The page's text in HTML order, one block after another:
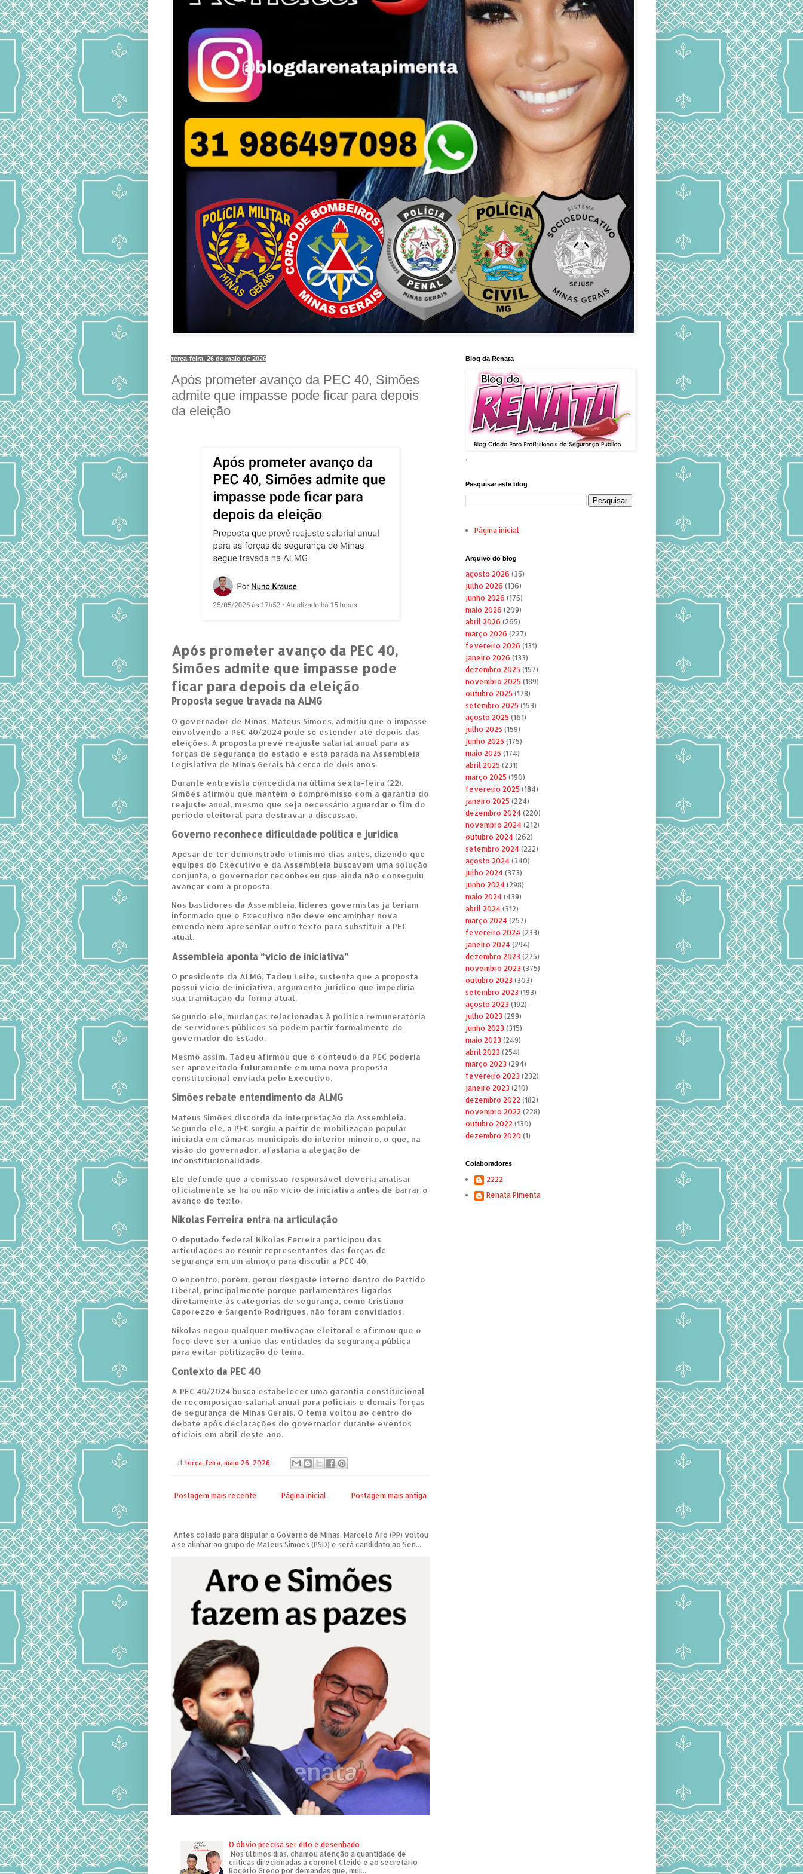
terça-feira, 26 de maio de 2026
Após prometer avanço da PEC 40, Simões
admite que impasse pode ficar para depois
da eleição
Após prometer avanço da PEC 40,
Simões admite que impasse pode
ficar para depois da eleição
Proposta segue travada na ALMG
O governador de Minas, Mateus Simões, admitiu que o impasse
envolvendo a PEC 40/2024 pode se estender até depois das
eleições. A proposta prevê reajuste salarial anual para as
forças de segurança do estado e está parada na Assembleia
Legislativa de Minas Gerais há cerca de dois anos.
Durante entrevista concedida na última sexta-feira (22),
Simões afirmou que mantém o compromisso com a garantia do
reajuste anual, mesmo que seja necessário aguardar o fim do
período eleitoral para destravar a discussão.
Governo reconhece dificuldade política e jurídica
Apesar de ter demonstrado otimismo dias antes, dizendo que
equipes do Executivo e da Assembleia buscavam uma solução
conjunta, o governador reconheceu que ainda não conseguiu
avançar com a proposta.
Nos bastidores da Assembleia, líderes governistas já teriam
informado que o Executivo não deve encaminhar nova
emenda nem apresentar outro texto para substituir a PEC
atual.
Assembleia aponta “vício de iniciativa”
O presidente da ALMG, Tadeu Leite, sustenta que a proposta
possui vício de iniciativa, argumento jurídico que impediria
sua tramitação da forma atual.
Segundo ele, mudanças relacionadas à política remuneratória
de servidores públicos só podem partir formalmente do
governador do Estado.
Mesmo assim, Tadeu afirmou que o conteúdo da PEC poderia
ser aproveitado futuramente em uma nova proposta
constitucional enviada pelo Executivo.
Simões rebate entendimento da ALMG
Mateus Simões discorda da interpretação da Assembleia.
Segundo ele, a PEC surgiu a partir de mobilização popular
iniciada em câmaras municipais do interior mineiro, o que, na
visão do governador, afastaria a alegação de
inconstitucionalidade.
Ele defende que a comissão responsável deveria analisar
oficialmente se há ou não vício de iniciativa antes de barrar o
avanço do texto.
Nikolas Ferreira entra na articulação
O deputado federal Nikolas Ferreira participou das
articulações ao reunir representantes das forças de
segurança em um almoço para discutir a PEC 40.
O encontro, porém, gerou desgaste interno dentro do Partido
Liberal, principalmente porque parlamentares ligados
diretamente às categorias de segurança, como Cristiano
Caporezzo e Sargento Rodrigues, não foram convidados.
Nikolas negou qualquer motivação eleitoral e afirmou que o
foco deve ser a união das entidades da segurança pública
para evitar politização do tema.
Contexto da PEC 40
A PEC 40/2024 busca estabelecer uma garantia constitucional
de recomposição salarial anual para policiais e demais forças
de segurança de Minas Gerais. O tema voltou ao centro do
debate após declarações do governador durante eventos
oficiais em abril deste ano.
at terça-feira, maio 26, 2026
Postagem mais recente Postagem mais antiga
Página inicial
Antes cotado para disputar o Governo de Minas, Marcelo Aro (PP) voltou
a se alinhar ao grupo de Mateus Simões (PSD) e será candidato ao Sen...
O óbvio precisa ser dito e desenhado
Nos últimos dias, chamou atenção a quantidade de
críticas direcionadas à coronel Cleide e ao secretário
Rogério Greco por demandas que, mui...
Blog da Renata
.
Pesquisar este blog
Página inicial
Arquivo do blog
agosto 2026 (35)
julho 2026 (136)
junho 2026 (175)
maio 2026 (209)
abril 2026 (265)
março 2026 (227)
fevereiro 2026 (131)
janeiro 2026 (133)
dezembro 2025 (157)
novembro 2025 (189)
outubro 2025 (178)
setembro 2025 (153)
agosto 2025 (161)
julho 2025 (159)
junho 2025 (175)
maio 2025 (174)
abril 2025 (231)
março 2025 (190)
fevereiro 2025 (184)
janeiro 2025 (224)
dezembro 2024 (220)
novembro 2024 (212)
outubro 2024 (262)
setembro 2024 (222)
agosto 2024 (340)
julho 2024 (373)
junho 2024 (298)
maio 2024 (439)
abril 2024 (312)
março 2024 (257)
fevereiro 2024 (233)
janeiro 2024 (294)
dezembro 2023(275)
novembro 2023(375)
outubro 2023(303)
setembro 2023(193)
agosto 2023(192)
julho 2023(299)
junho 2023(315)
maio 2023(249)
abril 2023(254)
março 2023(294)
fevereiro 2023(232)
janeiro 2023(210)
dezembro 2022(182)
novembro 2022(228)
outubro 2022(130)
dezembro 2020(1)
Colaboradores
2222
Renata Pimenta